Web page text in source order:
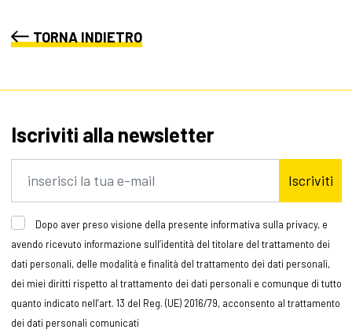
TORNA INDIETRO
Iscriviti alla newsletter
Iscriviti
Dopo aver preso visione della presente informativa sulla privacy, e
avendo ricevuto informazione sull’identità del titolare del trattamento dei
dati personali, delle modalità e finalità del trattamento dei dati personali,
dei miei diritti rispetto al trattamento dei dati personali e comunque di tutto
quanto indicato nell’art. 13 del Reg. (UE) 2016/79, acconsento al trattamento
dei dati personali comunicati